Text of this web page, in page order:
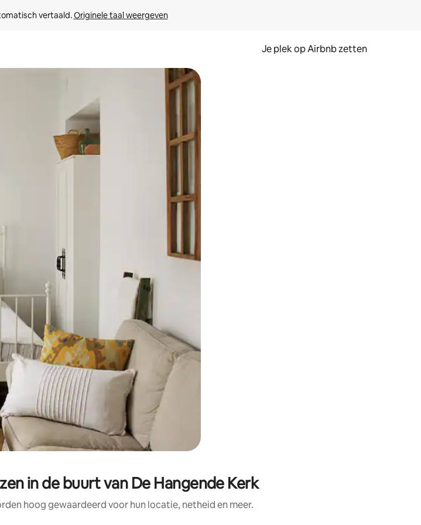
vertaald. Originele taal weergeven
Je plek op Airbnb zetten
omhoog en omlaag, óf door te tikken of swipen.
in de buurt van De Hangende Kerk
hoog gewaardeerd voor hun locatie, netheid en meer.